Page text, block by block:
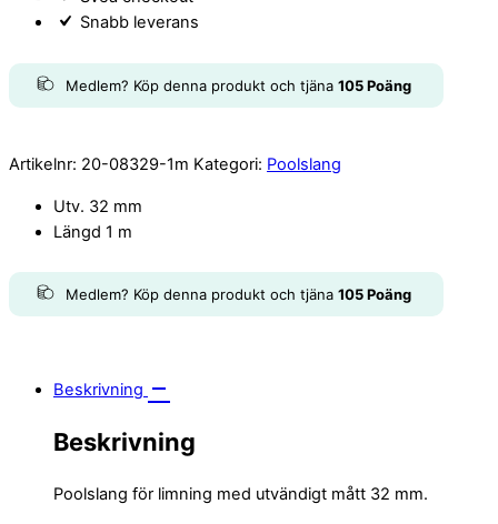
Snabb leverans
Medlem? Köp denna produkt och tjäna 105Poäng
Artikelnr: 20-08329-1m Kategori: Poolslang
Utv. 32 mm
Längd 1 m
Medlem? Köp denna produkt och tjäna 105Poäng
Beskrivning
Beskrivning
Poolslang för limning med utvändigt mått 32 mm.